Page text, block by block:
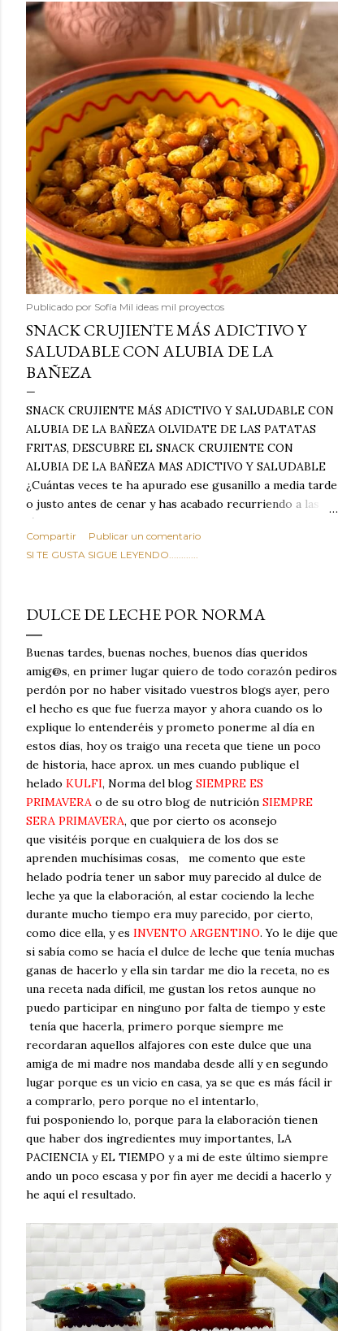
Publicado por Sofía Mil ideas mil proyectos
SNACK CRUJIENTE MÁS ADICTIVO Y
SALUDABLE CON ALUBIA DE LA
BAÑEZA
SNACK CRUJIENTE MÁS ADICTIVO Y SALUDABLE CON
ALUBIA DE LA BAÑEZA OLVIDATE DE LAS PATATAS
FRITAS, DESCUBRE EL SNACK CRUJIENTE CON
ALUBIA DE LA BAÑEZA MAS ADICTIVO Y SALUDABLE
¿Cuántas veces te ha apurado ese gusanillo a media tarde
o justo antes de cenar y has acabado recurriendo a las
típicas patatas de bolsa, frutos secos fritos o snacks
ultraprocesados llenos de grasas saturadas y sodio?
Todos hemos estado ahí. Sin embargo, cuidarse no tiene
satisface. Estas alubias crujientes al horno van a cambiar
por completo tu forma de ver las legumbres. Olvídate de
asociar las alubias únicamente a los guisos tradicionales y
copiosos de invierno. Con esta receta simple pero
revolucionaria, transformaremos un ingrediente tan
humilde como la alubia de La Bañeza en un snack ligero,
dorado, cargado de proteína y 100% natural. Es el
sustituto perfecto a los frutos se...
Compartir
Publicar un comentario
SI TE GUSTA SIGUE LEYENDO............
DULCE DE LECHE POR NORMA
Buenas tardes, buenas noches, buenos días queridos
amig@s, en primer lugar quiero de todo corazón pediros
perdón por no haber visitado vuestros blogs ayer, pero
el hecho es que fue fuerza mayor y ahora cuando os lo
explique lo entenderéis y prometo ponerme al día en
estos días, hoy os traigo una receta que tiene un poco
de historia, hace aprox. un mes cuando publique el
helado KULFI, Norma del blog SIEMPRE ES
PRIMAVERA o de su otro blog de nutrición SIEMPRE
SERA PRIMAVERA, que por cierto os aconsejo
que visitéis porque en cualquiera de los dos se
aprenden muchísimas cosas, me comento que este
helado podría tener un sabor muy parecido al dulce de
leche ya que la elaboración, al estar cociendo la leche
durante mucho tiempo era muy parecido, por cierto,
como dice ella, y es INVENTO ARGENTINO. Yo le dije que
si sabía como se hacía el dulce de leche que tenía muchas
ganas de hacerlo y ella sin tardar me dio la receta, no es
una receta nada difícil, me gustan los retos aunque no
puedo participar en ninguno por falta de tiempo y este
tenía que hacerla, primero porque siempre me
recordaran aquellos alfajores con este dulce que una
amiga de mi madre nos mandaba desde allí y en segundo
lugar porque es un vicio en casa, ya se que es más fácil ir
a comprarlo, pero porque no el intentarlo,
fui posponiendo lo, porque para la elaboración tienen
que haber dos ingredientes muy importantes, LA
PACIENCIA y EL TIEMPO y a mi de este último siempre
ando un poco escasa y por fin ayer me decidí a hacerlo y
he aquí el resultado.